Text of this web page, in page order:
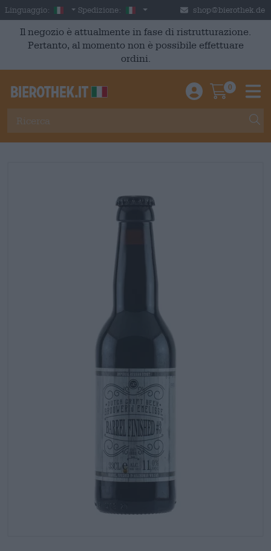
Skip to main content
Linguaggio: Italian
Spedizione: Italia shop@bierothek.de
Il negozio è attualmente in fase di ristrutturazione.
Pertanto, al momento non è possibile effettuare
ordini.
Einloggen /
0